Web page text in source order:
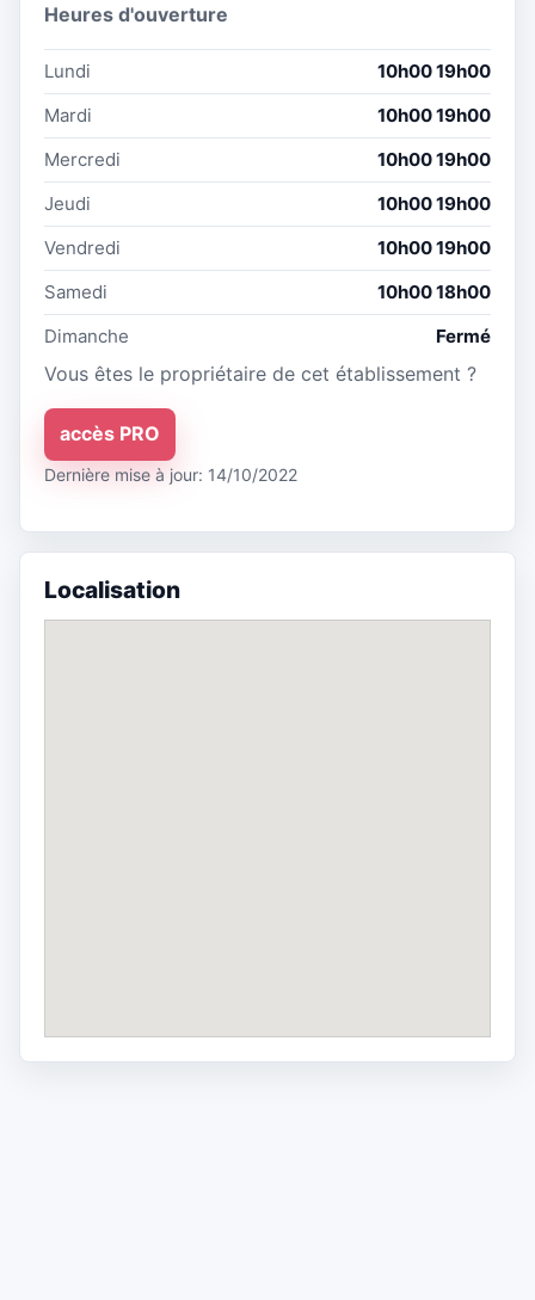
Heures d'ouverture
Lundi
10h00 19h00
Mardi
10h00 19h00
Mercredi
10h00 19h00
Jeudi
10h00 19h00
Vendredi
10h00 19h00
Samedi
10h00 18h00
Dimanche
Fermé
Vous êtes le propriétaire de cet établissement ?
accès PRO
Dernière mise à jour: 14/10/2022
Localisation